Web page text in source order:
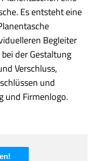
Es entsteht eine
Begleiter
der Gestaltung
Verschluss,
und
und Firmenlogo.